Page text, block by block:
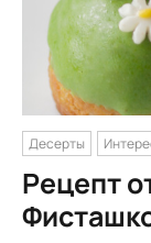
Десерты
Рецепт